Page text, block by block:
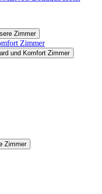
Zimmer
Zimmer
und Komfort Zimmer
Zimmer